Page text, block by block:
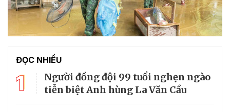
ĐỌC NHIỀU
1
Người đồng đội 99 tuổi nghẹn ngào
tiễn biệt Anh hùng La Văn Cầu